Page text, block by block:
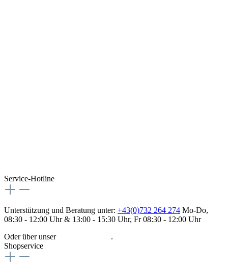
Service-Hotline
Unterstützung und Beratung unter: +43(0)732 264 274 Mo-Do,
08:30 - 12:00 Uhr & 13:00 - 15:30 Uhr, Fr 08:30 - 12:00 Uhr
Oder über unser
.
Shopservice